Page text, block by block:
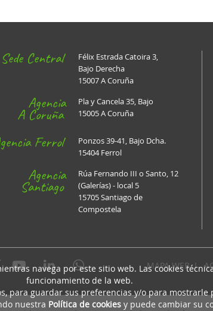
Sede Central
Félix Estrada Catoira 3,
Bajo Derecha
15007 A Coruña
Agencia
A Coruña
Pla y Cancela 35, Bajo
15005 A Coruña
Ferrol
Ponzos 39-41, Bajo Dcha.
15404 Ferrol
Agencia
Santiago
Rúa Fernando III o Santo, 12
(Galerías) - local 5
15705 Santiago de
Compostela
MAPA WEBI
navega por este sitio web. Las cookies
funcionamiento de la web.
para guardar sus preferencias y/o para
nuestra Política de cookies y puede cambiar su